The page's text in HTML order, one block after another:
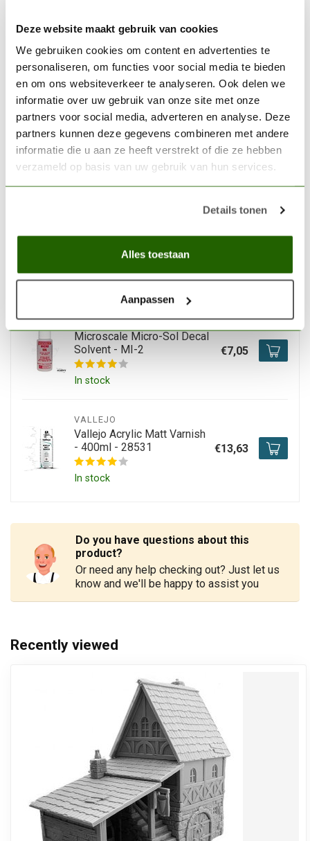
Deze website maakt gebruik van cookies
We gebruiken cookies om content en advertenties te
personaliseren, om functies voor social media te bieden
en om ons websiteverkeer te analyseren. Ook delen we
informatie over uw gebruik van onze site met onze
partners voor social media, adverteren en analyse. Deze
partners kunnen deze gegevens combineren met andere
informatie die u aan ze heeft verstrekt of die ze hebben
verzameld op basis van uw gebruik van hun services.
Details tonen
Alles toestaan
Aanpassen
MINI MONSTERS
Mini Monsters Blacksmith -
MM-0005
Out of stock
€4,95
Vallejo Surface Primer
Black - 400ml - 28012
In stock
€13,63
Vallejo Surface Primer
White - 400ml - 28010
Out of stock
MICROSCALE
Microscale Micro-Sol Decal
Solvent - MI-2
In stock
€7,05
VALLEJO
Vallejo Acrylic Matt Varnish
- 400ml - 28531
In stock
€13,63
Do you have questions about this
product?
Or need any help checking out? Just let us
know and we'll be happy to assist you
Recently viewed